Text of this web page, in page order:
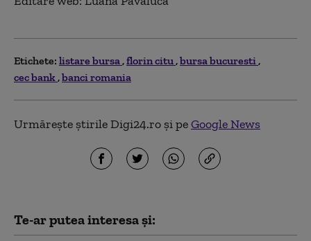
Etichete: listare bursa florin citu bursa bucuresti
cec bank banci romania
Urmărește știrile Digi24.ro și peGoogle News
Te-ar putea interesa și: